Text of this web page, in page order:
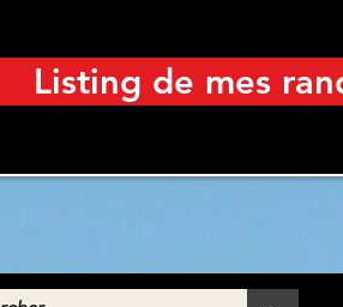
Listing de mes